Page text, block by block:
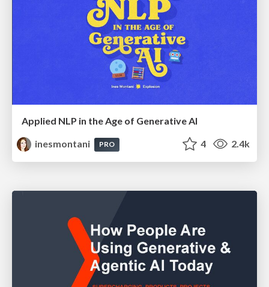
Applied NLP in the Age of Generative AI
inesmontani
PRO 4 2.4k